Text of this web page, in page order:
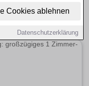
Cookies ablehnen
Datenschutzerklärung
zentraler Lage und